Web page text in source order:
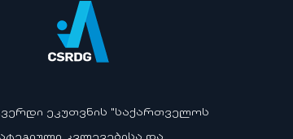
ᲔᲙᲣᲗᲕᲜᲘᲡ "ᲡᲐᲥᲐᲠᲗᲕᲔᲚᲝᲡ